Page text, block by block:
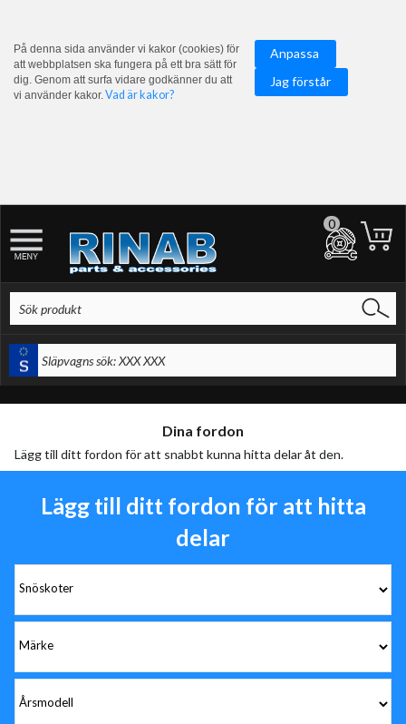
På denna sida använder vi kakor (cookies) för
att webbplatsen ska fungera på ett bra sätt för
dig. Genom att surfa vidare godkänner du att
vi använder kakor.Vad är kakor?
Anpassa
Jag förstår
0
Dina fordon
Lägg till ditt fordon för att snabbt kunna hitta delar åt den.
Lägg till ditt fordon för att hitta
delar